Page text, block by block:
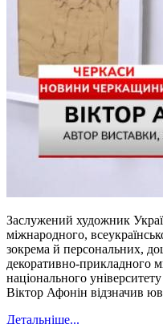
Заслужений художник
міжнародного,
зокрема й персональних,
декоративно-прикладного
національного
Віктор Афонін відзначив
Детальніше...